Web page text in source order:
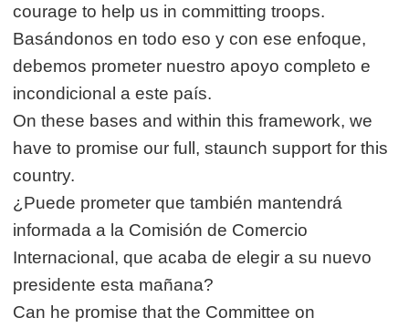
courage to help us in committing troops.
Basándonos en todo eso y con ese enfoque,
debemos prometer nuestro apoyo completo e
incondicional a este país.
On these bases and within this framework, we
have to promise our full, staunch support for this
country.
¿Puede prometer que también mantendrá
informada a la Comisión de Comercio
Internacional, que acaba de elegir a su nuevo
presidente esta mañana?
Can he promise that the Committee on